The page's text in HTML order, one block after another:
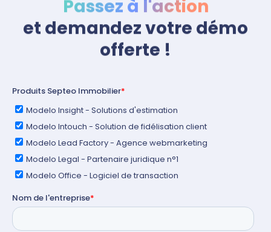
Passez à l'action
et demandez votre démo
offerte !